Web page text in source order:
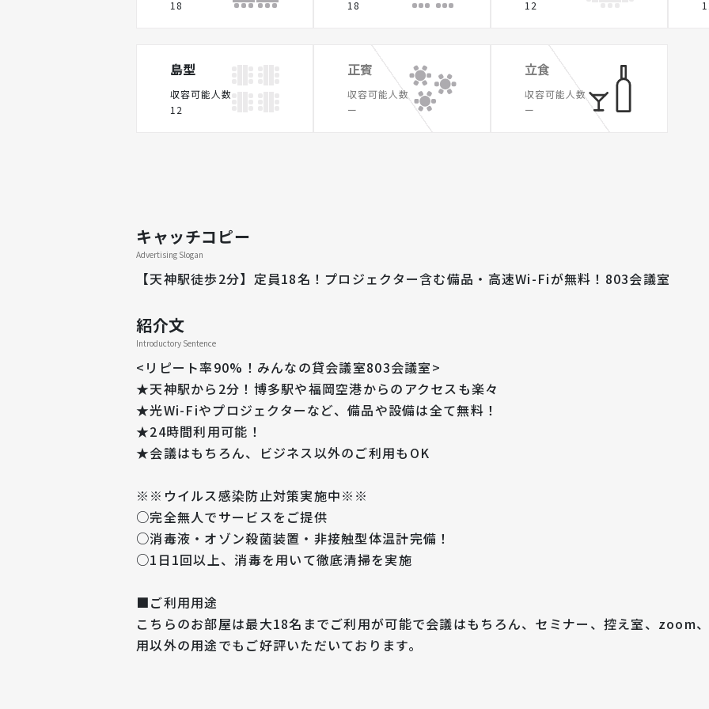
18 18 12
島型
収容可能人数
12
正賓
収容可能人数
ー
立食
収容可能人数
ー
キャッチコピー
Advertising Slogan
【天神駅徒歩2分】定員18名！プロジェクター含む備品・高速Wi-Fiが無料！803会議室
紹介文
Introductory Sentence
<リピート率90%！みんなの貸会議室803会議室>
★天神駅から2分！博多駅や福岡空港からのアクセスも楽々
★光Wi-Fiやプロジェクターなど、備品や設備は全て無料！
★24時間利用可能！
★会議はもちろん、ビジネス以外のご利用もOK
※※ウイルス感染防止対策実施中※※
○完全無人でサービスをご提供
○消毒液・オゾン殺菌装置・非接触型体温計完備！
○1日1回以上、消毒を用いて徹底清掃を実施
■ご利用用途
こちらのお部屋は最大18名までご利用が可能で会議はもちろん、セミナー、控え室、zoom
用以外の用途でもご好評いただいております。